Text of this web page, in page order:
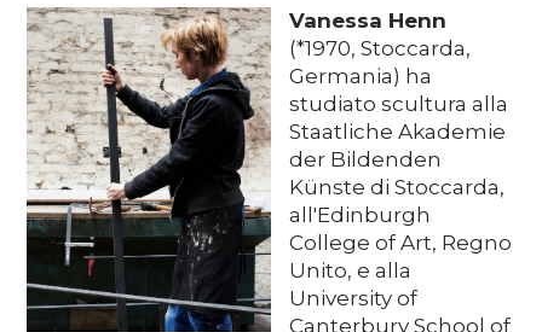
Fondazione
Affitto spazi
Sostenere
Media
DE EN
Vanessa Henn
(*1970, Stoccarda,
Germania) ha
studiato scultura alla
Staatliche Akademie
der Bildenden
Künste di Stoccarda,
all'Edinburgh
College of Art, Regno
Unito, e alla
University of
Canterbury School of